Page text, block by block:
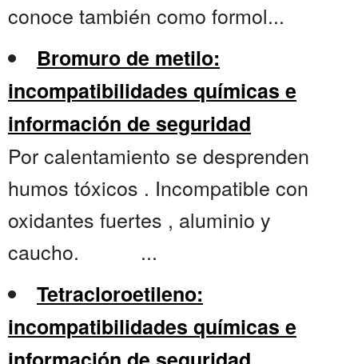
conoce también como formol...
Bromuro de metilo:
incompatibilidades químicas e
información de seguridad
Por calentamiento se desprenden
humos tóxicos . Incompatible con
oxidantes fuertes , aluminio y
caucho. ...
Tetracloroetileno:
incompatibilidades químicas e